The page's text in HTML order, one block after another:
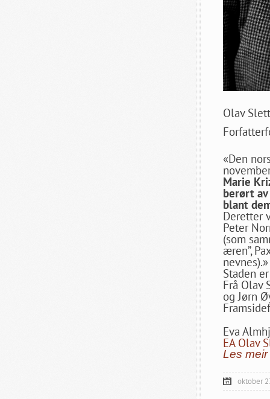
Olav
«Den
Marie
berørt
blant
Deretter
Peter
(som
æren”,
nevnes).»
Staden
Frå Olav
og Jørn
Eva
EA Olav
Les meir
oktober